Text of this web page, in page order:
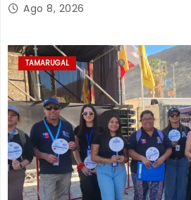
Ago 8, 2026
TAMARUGAL